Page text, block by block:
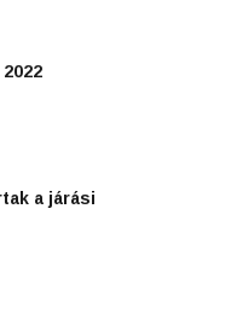
a járási